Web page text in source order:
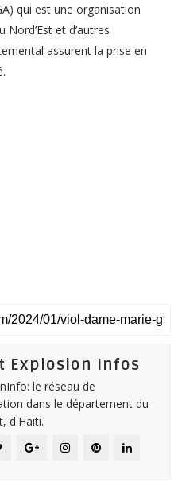
qui est une organisation
et d’autres
assurent la prise en
Explosion Infos
le réseau de
dans le département du
d'Haiti.